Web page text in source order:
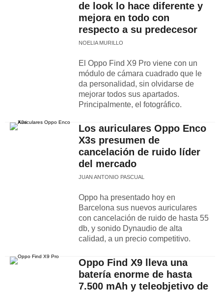
de look lo hace diferente y
mejora en todo con
respecto a su predecesor
NOELIA MURILLO
El Oppo Find X9 Pro viene con un
módulo de cámara cuadrado que le
da personalidad, sin olvidarse de
mejorar todos sus apartados.
Principalmente, el fotográfico.
Los auriculares Oppo Enco
X3s presumen de
cancelación de ruido líder
del mercado
JUAN ANTONIO PASCUAL
Oppo ha presentado hoy en
Barcelona sus nuevos auriculares
con cancelación de ruido de hasta 55
db, y sonido Dynaudio de alta
calidad, a un precio competitivo.
Oppo Find X9 lleva una
batería enorme de hasta
7.500 mAh y teleobjetivo de